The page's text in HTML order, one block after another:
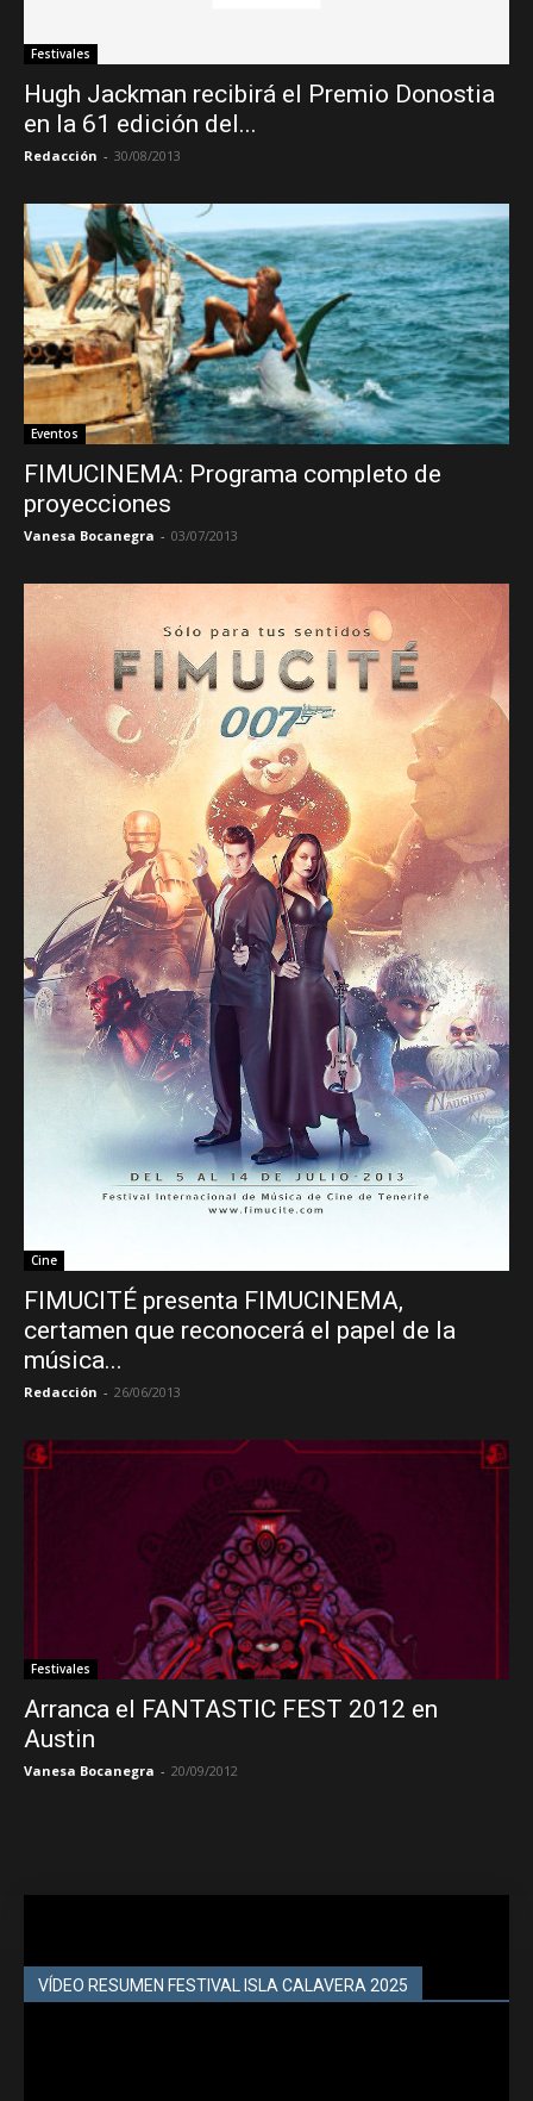
Festivales
Hugh Jackman recibirá el Premio Donostia
en la 61 edición del...
Redacción - 30/08/2013
Eventos
FIMUCINEMA: Programa completo de
proyecciones
Vanesa Bocanegra - 03/07/2013
Cine
FIMUCITÉ presenta FIMUCINEMA,
certamen que reconocerá el papel de la
música...
Redacción - 26/06/2013
Festivales
Arranca el FANTASTIC FEST 2012 en
Austin
Vanesa Bocanegra - 20/09/2012
VÍDEO RESUMEN FESTIVAL ISLA CALAVERA 2025